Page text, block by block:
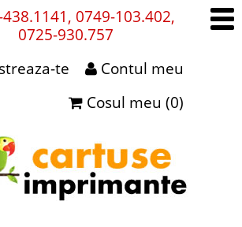
0749-103.402,
0725-930.757
Contul meu
te
Cosul meu (0)